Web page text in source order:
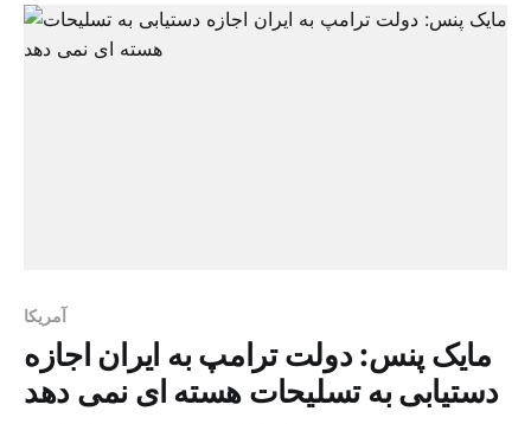
آمریکا
مایک پنس: دولت ترامپ به ایران اجازه
دستیابی به تسلیحات هسته ای نمی دهد